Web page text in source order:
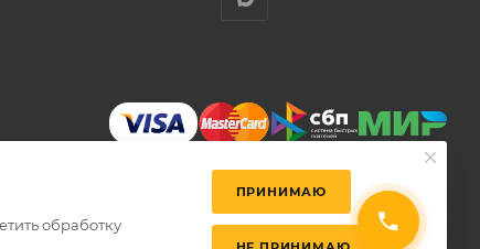
обработку
ПРИНИМАЮ